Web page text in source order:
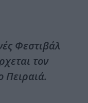
Φεστιβάλ
τον
Πειραιά.